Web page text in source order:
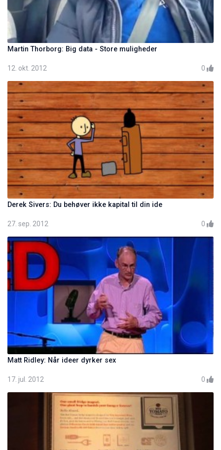
Martin Thorborg: Big data - Store muligheder
12. okt. 2012 0
Derek Sivers: Du behøver ikke kapital til din ide
27. sep. 2012 0
Matt Ridley: Når ideer dyrker sex
17. jul. 2012 0